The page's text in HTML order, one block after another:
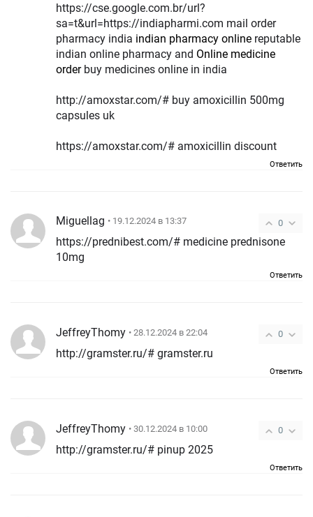
https://cse.google.com.br/url?
sa=t&url=https://indiapharmi.com mail order
pharmacy india indian pharmacy online reputable
indian online pharmacy and Online medicine
orderbuy medicines online in india
http://amoxstar.com/# buy amoxicillin 500mg
capsules uk
https://amoxstar.com/# amoxicillin discount
Ответить
0
Miguellag • 19.12.2024 в 13:37
https://prednibest.com/# medicine prednisone
10mg
Ответить
0
JeffreyThomy • 28.12.2024 в 22:04
http://gramster.ru/# gramster.ru
Ответить
0
JeffreyThomy • 30.12.2024 в 10:00
http://gramster.ru/# pinup 2025
Ответить